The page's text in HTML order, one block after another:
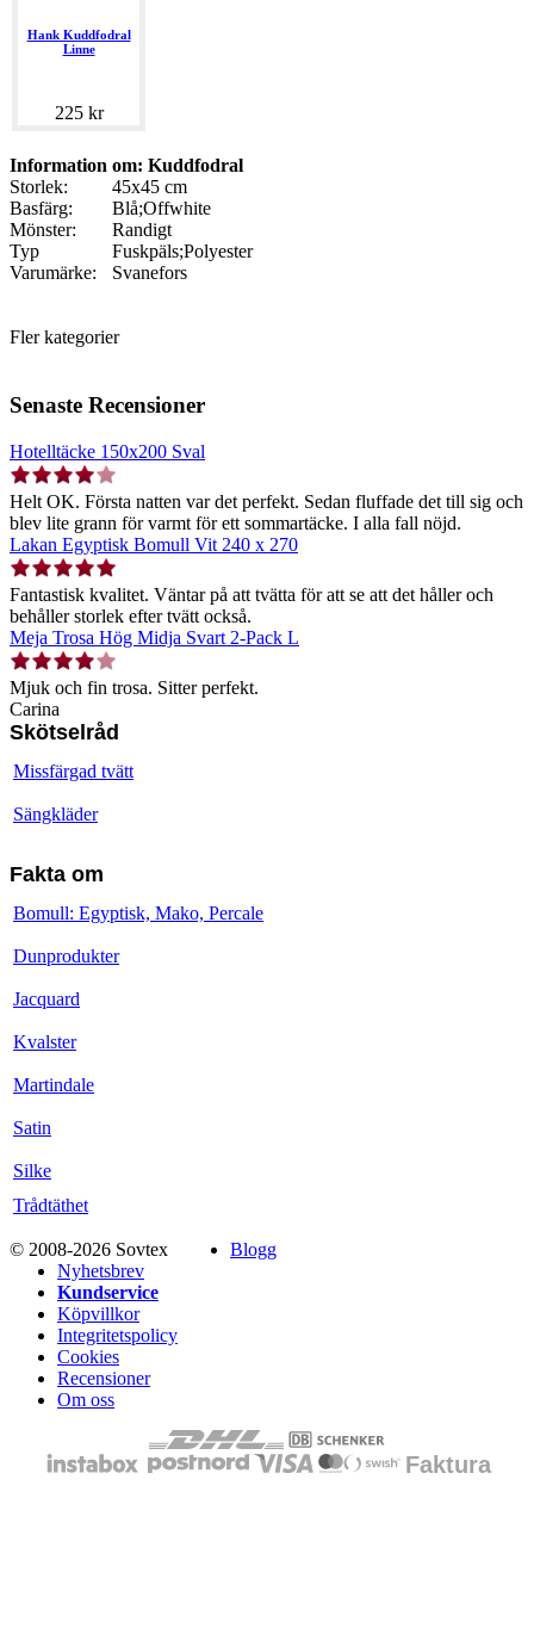
Hank Kuddfodral
Linne
225 kr
Information om: Kuddfodral
Storlek:
45x45 cm
Basfärg:
Blå;Offwhite
Mönster:
Randigt
Typ
Fuskpäls;Polyester
Varumärke:
Svanefors
Fler kategorier
Senaste Recensioner
Hotelltäcke 150x200 Sval
Helt OK. Första natten var det perfekt. Sedan fluffade det till sig och
blev lite grann för varmt för ett sommartäcke. I alla fall nöjd.
Lakan Egyptisk Bomull Vit 240 x 270
Fantastisk kvalitet. Väntar på att tvätta för att se att det håller och
behåller storlek efter tvätt också.
Meja Trosa Hög Midja Svart 2-Pack L
Mjuk och fin trosa. Sitter perfekt.
Carina
Skötselråd
Missfärgad tvätt
Sängkläder
Fakta om
Bomull: Egyptisk, Mako, Percale
Dunprodukter
Jacquard
Kvalster
Martindale
Satin
Silke
Trådtäthet
© 2008-2026 Sovtex
Blogg
Nyhetsbrev
Kundservice
Köpvillkor
Integritetspolicy
Cookies
Recensioner
Om oss